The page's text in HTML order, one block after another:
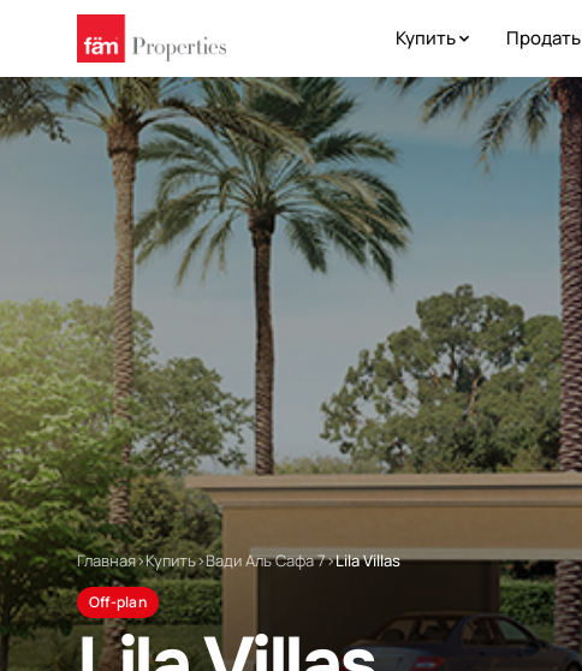
Купить Продать
Главная›Купить›Вади Аль Сафа 7›Lila Villas
Off-plan